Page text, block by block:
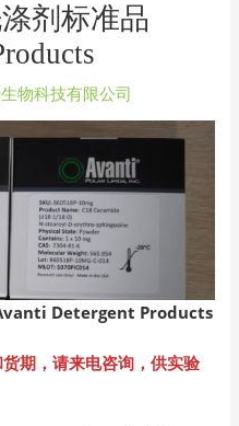
剂标准品
物科技有限公司
Detergent Products
期，请来电咨询，供实验